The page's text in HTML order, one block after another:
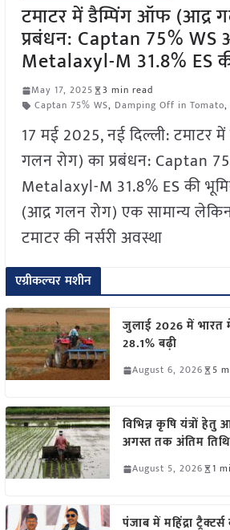
टमाटर में डैम्पिंग ऑफ (आद्र
प्रबंधन: Captan 75% WS
Metalaxyl-M 31.8% ES
May 17, 2025
3 min read
Captan 75% WS, Damping Off in Tomato,
17 मई 2025, नई दिल्ली: टमाटर
गलन रोग) का प्रबंधन: Captan
Metalaxyl-M 31.8% ES की
(आद्र गलन रोग) एक सामान्य
टमाटर की नर्सरी अवस्था
एग्रीकल्चर मशीन
जुलाई 2026 में भारत में
28.1% बढ़ी
August 6, 2026 5
विभिन्न कृषि यंत्रों
अगस्त तक अंतिम तिथि
August 5, 2026 1
पंजाब में महिंद्रा